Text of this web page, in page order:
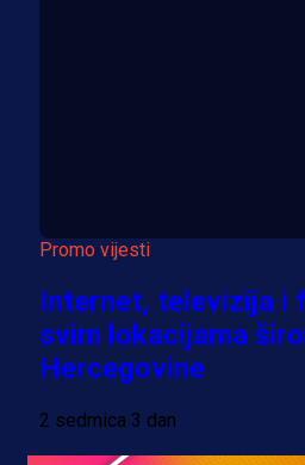
Promo vijesti
Internet, televizija i
svim lokacijama
Hercegovine
2 sedmica 3 dan